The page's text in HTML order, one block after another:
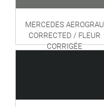
MERCEDES AEROGRAU
CORRECTED / FLEUR
CORRIGÉE